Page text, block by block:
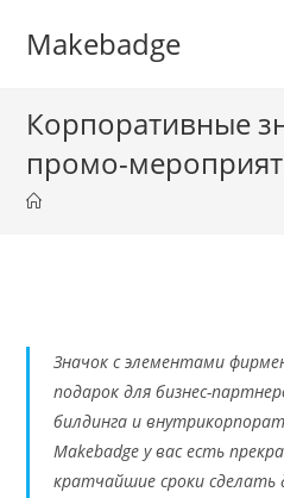
Makebadge
Корпоративные
промо-
Значок с элементами
подарок для бизнес-
билдинга и
Makebadge у вас есть
кратчайшие сроки сделать